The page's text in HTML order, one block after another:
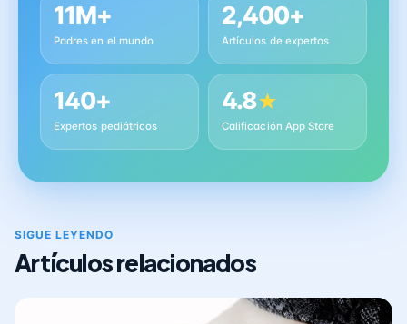
11M+
Padres en el mundo
2,400+
Artículos de expertos
140+
Expertos pediátricos
4.8★
Calificación App Store
SIGUE LEYENDO
Artículos relacionados